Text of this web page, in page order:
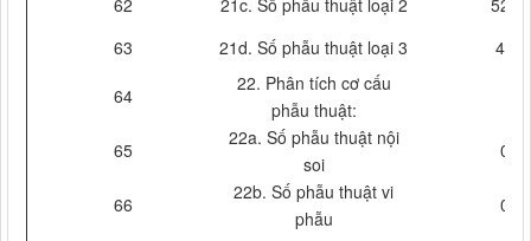
62
21c. Số phẫu thuật loại 2
522
63
21d. Số phẫu thuật loại 3 40
64
22. Phân tích cơ cấu
phẫu thuật:
65
22a. Số phẫu thuật nội
soi
0
66
22b. Số phẫu thuật vi
phẫu
0